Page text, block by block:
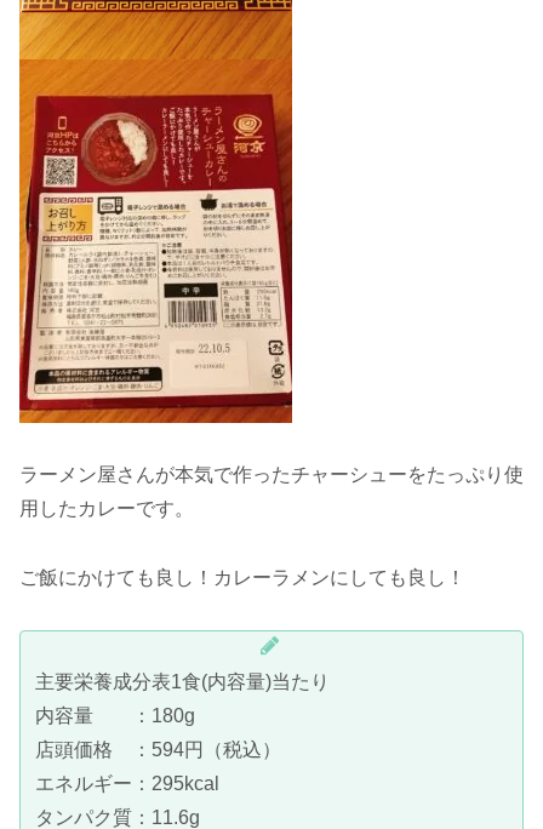
ラーメン屋さんが本気で作ったチャーシューをたっぷり使
用したカレーです。
ご飯にかけても良し！カレーラメンにしても良し！
主要栄養成分表1食(内容量)当たり
内容量 ：180g
店頭価格 ：594円（税込）
エネルギー：295kcal
タンパク質：11.6g